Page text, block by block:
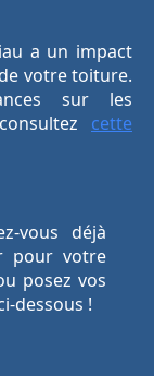
a un impact
votre toiture.
sur les
cette
vous déjà
pour votre
posez vos
dessous !